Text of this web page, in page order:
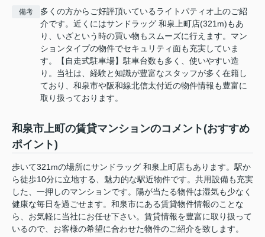
備考
多くの方からご好評頂いているライトパティオ上のご紹
介です。近くにはサンドラッグ 和泉上町店(321m)もあ
り、いざという時の買い物もスムーズに行えます。マン
ションタイプの物件でセキュリティ面も充実していま
す。【自走式駐車場】駐車台数も多く、使いやすい造
り。当社は、経験と知識が豊富なスタッフが多く在籍し
ており、和泉市や阪和線北信太付近の物件情報も豊富に
取り扱っております。
和泉市上町の賃貸マンションのコメント(おすすめ
ポイント)
歩いて321mの場所にサンドラッグ 和泉上町店もあります。駅か
ら徒歩10分に立地する、魅力的な駅近物件です。共用設備も充実
した、一押しのマンションです。陽が当たる物件は湿気も少なく
健康な毎日を過ごせます。和泉市にある賃貸物件情報のことな
ら、お気軽に当社にお任せ下さい。賃貸情報を豊富に取り扱って
いるので、お客様の希望に合わせた物件のご紹介を致します。